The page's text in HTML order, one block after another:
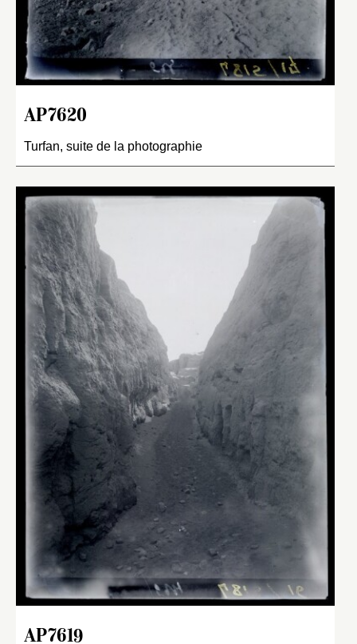
AP7620
Turfan, suite de la photographie
AP7619